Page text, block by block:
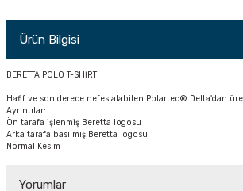
Ürün Bilgisi
BERETTA POLO T-SHİRT
Hafif ve son derece nefes alabilen Polartec® Delta'dan
Ayrıntılar:
Ön tarafa işlenmiş Beretta logosu
Arka tarafa basılmış Beretta logosu
Normal Kesim
Yorumlar